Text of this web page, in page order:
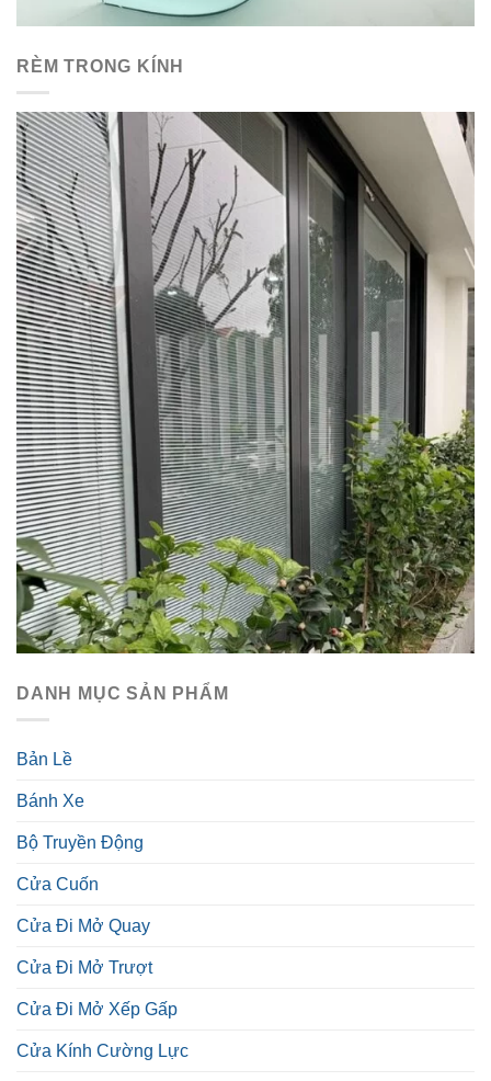
RÈM TRONG KÍNH
DANH MỤC SẢN PHẨM
Bản Lề
Bánh Xe
Bộ Truyền Động
Cửa Cuốn
Cửa Đi Mở Quay
Cửa Đi Mở Trượt
Cửa Đi Mở Xếp Gấp
Cửa Kính Cường Lực